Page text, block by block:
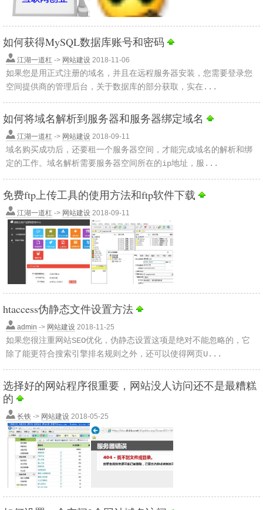
如何获得MySQL数据库账号和密码
江湖一道杠 -> 网站建设 2018-11-06
如果您是用正式注册的域名，并且在远程服务器安装，您需要登录您
空间提供商的管理后台，关于数据库的部分获取，实在...
如何将域名解析到服务器和服务器绑定域名
江湖一道杠 -> 网站建设 2018-09-11
域名购买成功后，还要租一个服务器空间，才能完成域名的解析和绑
定的工作。域名解析需要服务器空间所在的ip地址，服...
免费ftp上传工具的使用方法和ftp软件下载
江湖一道杠 -> 网站建设 2018-09-11
htaccess伪静态文件设置方法
admin -> 网站建设 2018-11-25
如果您很注重网站SEO优化，伪静态设置这项是绝对不能忽略的，它
除了能更符合搜索引擎排名规则之外，还可以使得网页U...
选择好的网站程序很重要，网站没人访问还不是最糟糕
的
长铁 -> 网站建设 2018-05-25